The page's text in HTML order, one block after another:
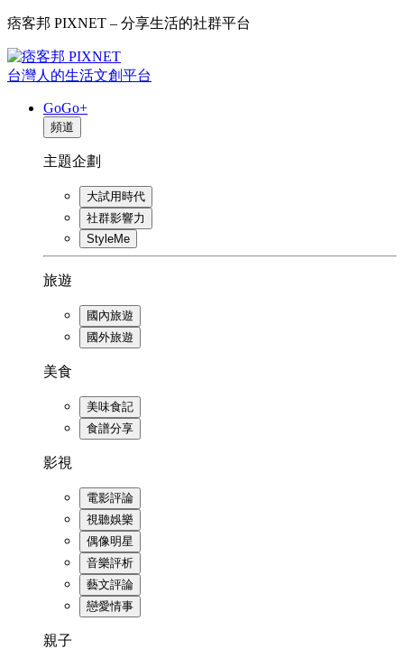
痞客邦 PIXNET – 分享生活的社群平台
台灣人的生活文創平台
GoGo+
頻道
主題企劃
大試用時代
社群影響力
StyleMe
旅遊
國內旅遊
國外旅遊
美食
美味食記
食譜分享
影視
電影評論
視聽娛樂
偶像明星
音樂評析
藝文評論
戀愛情事
親子